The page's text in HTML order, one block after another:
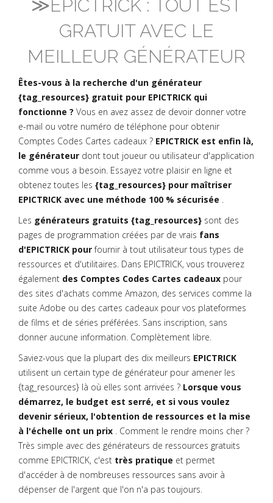
≫EPICTRICK : TOUT EST
GRATUIT AVEC LE
MEILLEUR GÉNÉRATEUR
Êtes-vous à la recherche d'un générateur
{tag_resources} gratuit pour EPICTRICK qui
fonctionne ? Vous en avez assez de devoir donner votre
e-mail ou votre numéro de téléphone pour obtenir
Comptes Codes Cartes cadeaux ? EPICTRICK est enfin là,
le générateur dont tout joueur ou utilisateur d'application
comme vous a besoin. Essayez votre plaisir en ligne et
obtenez toutes les {tag_resources} pour maîtriser
EPICTRICK avec une méthode 100 % sécurisée .
Les générateurs gratuits {tag_resources} sont des
pages de programmation créées par de vrais fans
d'EPICTRICK pourfournir à tout utilisateur tous types de
ressources et d'utilitaires. Dans EPICTRICK, vous trouverez
également des Comptes Codes Cartes cadeaux pour
des sites d'achats comme Amazon, des services comme la
suite Adobe ou des cartes cadeaux pour vos plateformes
de films et de séries préférées. Sans inscription, sans
donner aucune information. Complètement libre.
Saviez-vous que la plupart des dix meilleurs EPICTRICK
utilisent un certain type de générateur pour amener les
{tag_resources} là où elles sont arrivées ? Lorsque vous
démarrez, le budget est serré, et si vous voulez
devenir sérieux, l'obtention de ressources et la mise
à l'échelle ont un prix . Comment le rendre moins cher ?
Très simple avec des générateurs de ressources gratuits
comme EPICTRICK, c'est très pratique et permet
d'accéder à de nombreuses ressources sans avoir à
dépenser de l'argent que l'on n'a pas toujours.